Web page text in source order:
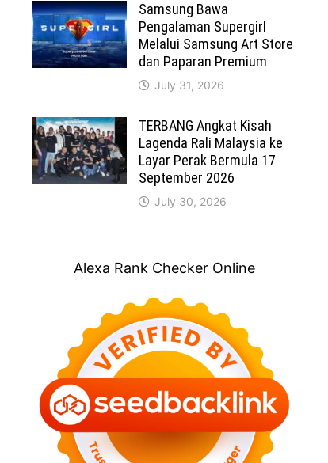
Samsung Bawa
Pengalaman Supergirl
Melalui Samsung Art Store
dan Paparan Premium
July 31, 2026
TERBANG Angkat Kisah
Lagenda Rali Malaysia ke
Layar Perak Bermula 17
September 2026
July 30, 2026
Alexa Rank Checker Online